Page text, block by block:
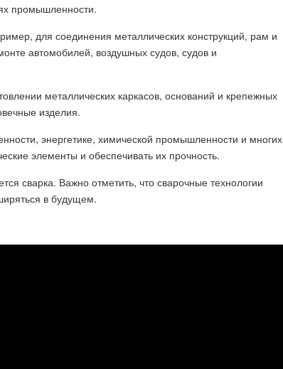
промышленности.
для соединения металлических конструкций, рам и
автомобилей, воздушных судов, судов и
металлических каркасов, оснований и крепежных
изделия.
энергетике, химической промышленности и многих
элементы и обеспечивать их прочность.
сварка. Важно отметить, что сварочные технологии
в будущем.